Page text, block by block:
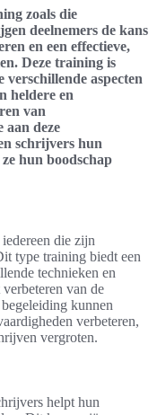
zoals die
deelnemers de kans
en een effectieve,
Deze training is
aspecten
heldere en
van
aan deze
schrijvers hun
hun boodschap
die zijn
type training biedt een
technieken en
van de
kunnen
verbeteren,
vergroten.
helpt hun